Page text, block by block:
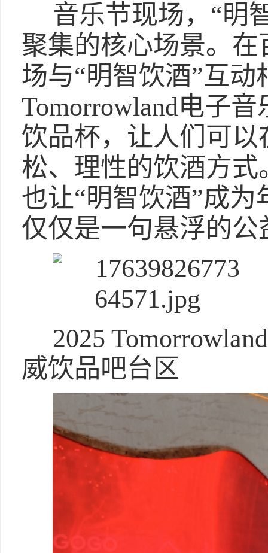
音乐节现场，“明
聚集的核心场景。
场与“明智饮酒”互
Tomorrowland电子
饮品杯，让人们可
松、理性的饮酒方
也让“明智饮酒”成
仅仅是一句悬浮的公
2025
威饮品吧台区